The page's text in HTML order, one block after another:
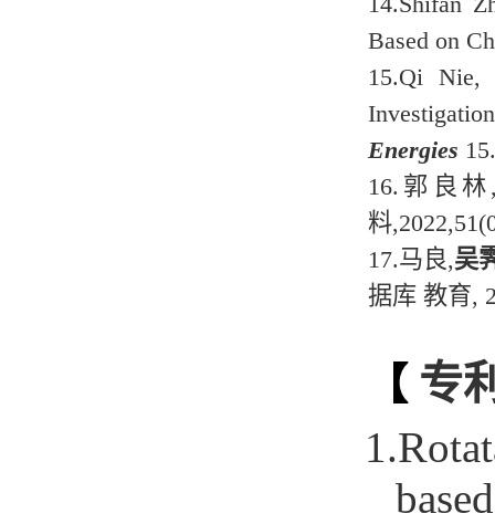
Based on
15.Qi Nie,
Energies
16. 郭良
料
17.马良,吴
据库 教育,
【 专
1.R